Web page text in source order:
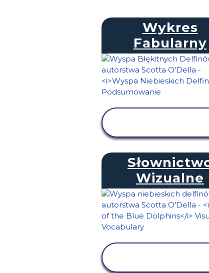
Wykres
Fabularny
Wizualne